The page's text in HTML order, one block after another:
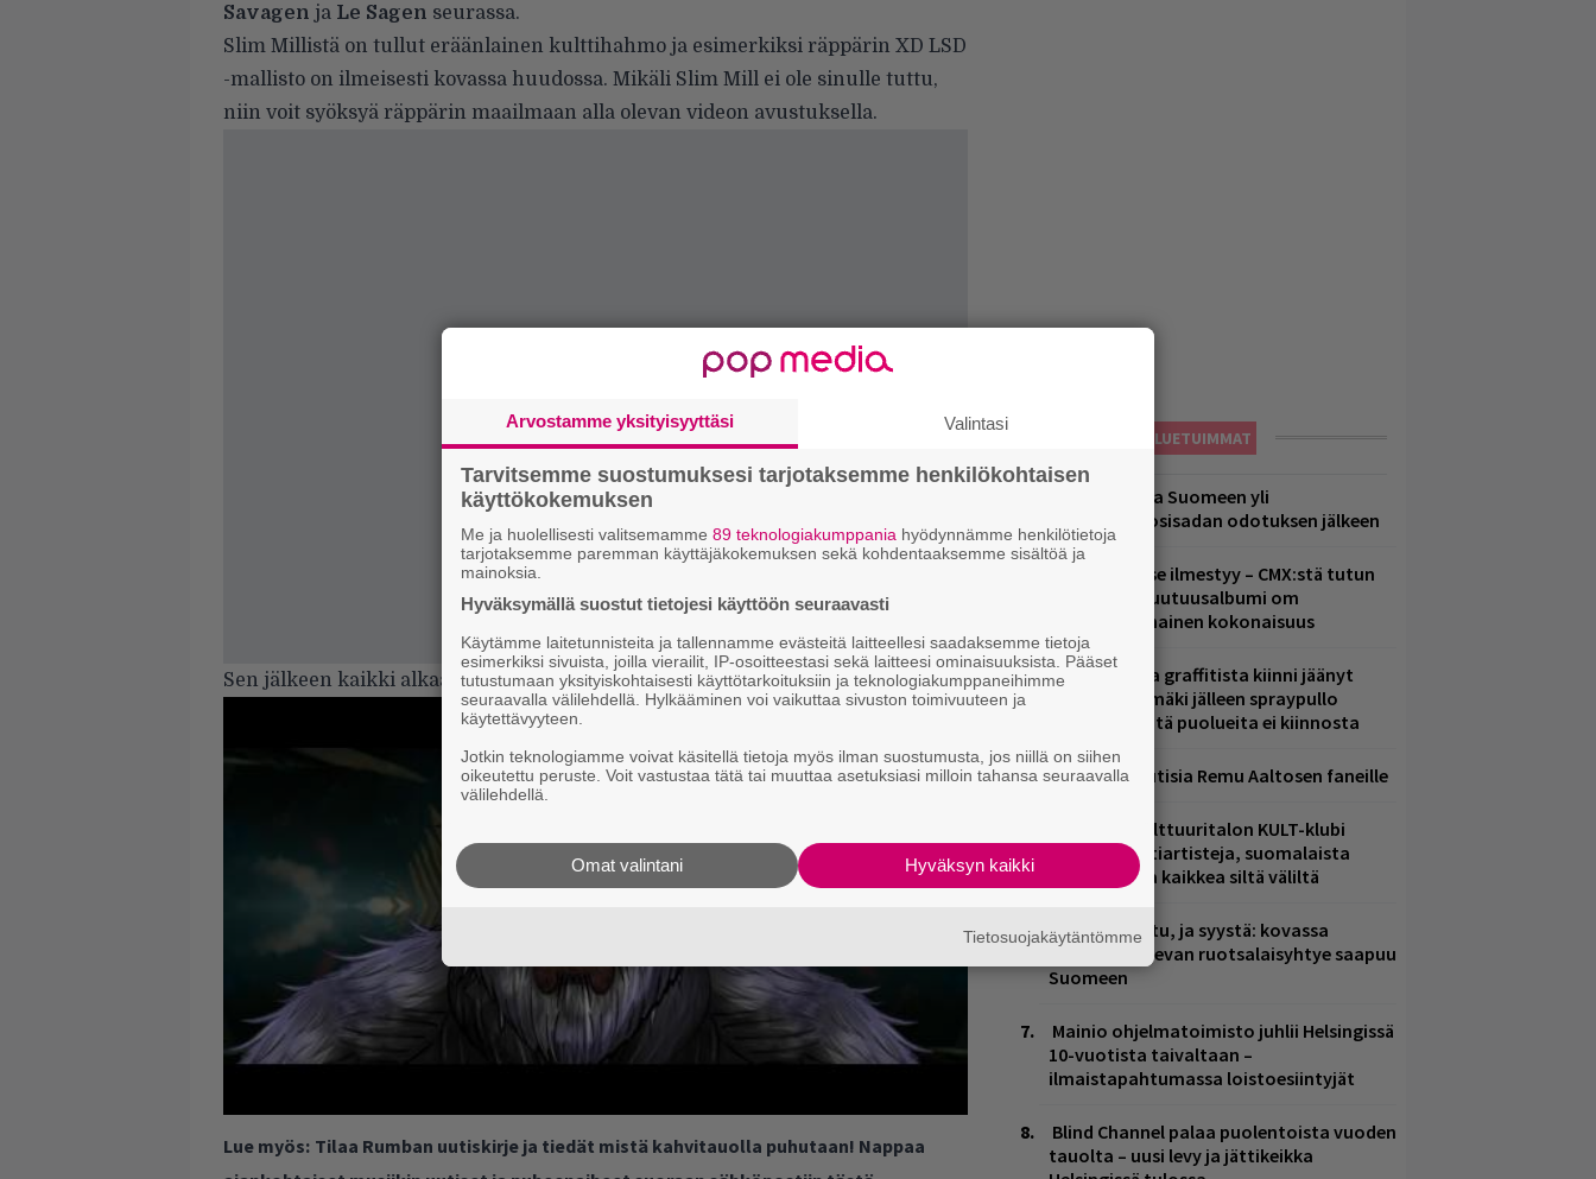
Savagen ja Le Sagen seurassa.
Slim Millistä on tullut eräänlainen kulttihahmo ja esimerkiksi räppärin XD LSD
-mallisto on ilmeisesti kovassa huudossa. Mikäli Slim Mill ei ole sinulle tuttu,
niin voit syöksyä räppärin maailmaan alla olevan videon avustuksella.
Sen jälkeen kaikki alkaa vähitellen selviämään.
Lue myös: Tilaa Rumban uutiskirje ja tiedät mistä kahvitauolla puhutaan! Nappaa
LUETUIMMAT
Weezer palaa Suomeen yli
neljännesvuosisadan odotuksen jälkeen
Huomenna se ilmestyy – CMX:stä tutun
A.W. Yrjänän uutuusalbumi om
mammuttimainen kokonaisuus
Laittomasta graffitista kiinni jäänyt
Paavo Arhinmäki jälleen spraypullo
kädessä – näitä puolueita ei kiinnosta
Mainioita uutisia Remu Aaltosen faneille
Helsingin Kulttuuritalon KULT-klubi
tarjoaa kulttiartisteja, suomalaista
osaamista ja kaikkea siltä väliltä
Kent mainittu, ja syystä: kovassa
nosteessa olevan ruotsalaisyhtye saapuu
Suomeen
Mainio ohjelmatoimisto juhlii Helsingissä
10-vuotista taivaltaan –
ilmaistapahtumassa loistoesiintyjät
Blind Channel palaa puolentoista vuoden
tauolta – uusi levy ja jättikeikka
Arvostamme yksityisyyttäsi Valintasi
Tarvitsemme suostumuksesi tarjotaksemme henkilökohtaisen
käyttökokemuksen
Me ja huolellisesti valitsemamme 89 teknologiakumppania hyödynnämme henkilötietoja
tarjotaksemme paremman käyttäjäkokemuksen sekä kohdentaaksemme sisältöä ja
mainoksia.
Hyväksymällä suostut tietojesi käyttöön seuraavasti
Käytämme laitetunnisteita ja tallennamme evästeitä laitteellesi saadaksemme tietoja
esimerkiksi sivuista, joilla vierailit, IP-osoitteestasi sekä laitteesi ominaisuuksista. Pääset
tutustumaan yksityiskohtaisesti käyttötarkoituksiin ja teknologiakumppaneihimme
seuraavalla välilehdellä. Hylkääminen voi vaikuttaa sivuston toimivuuteen ja
käytettävyyteen.
Jotkin teknologiamme voivat käsitellä tietoja myös ilman suostumusta, jos niillä on siihen
oikeutettu peruste. Voit vastustaa tätä tai muuttaa asetuksiasi milloin tahansa seuraavalla
välilehdellä.
Hyväksyn kaikki
Omat valintani
Tietosuojakäytäntömme